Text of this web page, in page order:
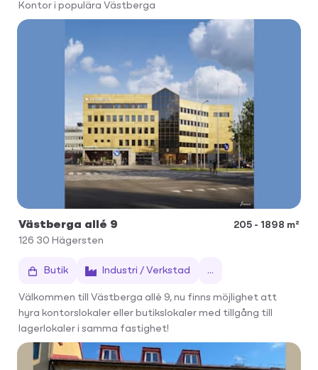
Kontor i populära Västberga
Västberga allé 9
205 - 1898 m²
126 30 Hägersten
Butik Industri / Verkstad ...
Välkommen till Västberga allé 9, nu finns möjlighet att
hyra kontorslokaler eller butikslokaler med tillgång till
lagerlokaler i samma fastighet!